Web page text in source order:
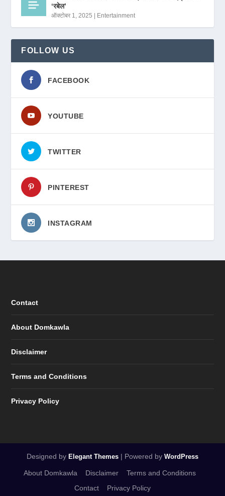
‘रबेल’
ऑक्टोबर 1, 2025 | Entertainment
FOLLOW US
FACEBOOK
YOUTUBE
TWITTER
PINTEREST
INSTAGRAM
Contact
About Domkawla
Disclaimer
Terms and Conditions
Privacy Policy
Designed by Elegant Themes | Powered by WordPress
About Domkawla Disclaimer
Terms and Conditions
Contact
Privacy Policy